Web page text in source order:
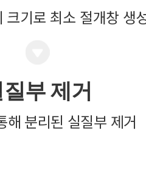
기로 최소 절개창 생
부 제거
해 분리된 실질부 제거